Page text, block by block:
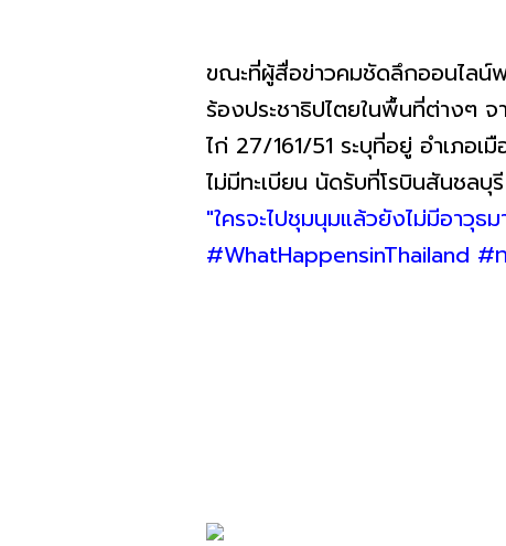
ขณะที่ผู้สื่อข่าวคมชัดลึกออนไลน์
ร้องประชาธิปไตยในพื้นที่ต่างๆ จ
ไก่ 27/161/51 ระบุที่อยู่ อำเภอ
ไม่มีทะเบียน นัดรับที่โรบินสันชล
"ใครจะไปชุมนุมแล้วยังไม่มีอาวุ
#WhatHappensinThailand #